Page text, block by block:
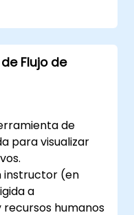
Flujo de
de
para visualizar
instructor (en
a
recursos humanos